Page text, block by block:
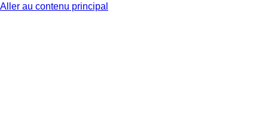
Aller au contenu principal